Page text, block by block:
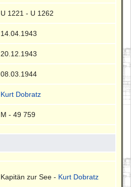
U 1221 - U 1262
14.04.1943
20.12.1943
08.03.1944
Kurt Dobratz
M - 49 759
Kapitän zur See - Kurt Dobratz